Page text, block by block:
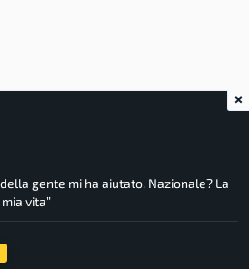
gente mi ha aiutato. Nazionale? La
vita”
×